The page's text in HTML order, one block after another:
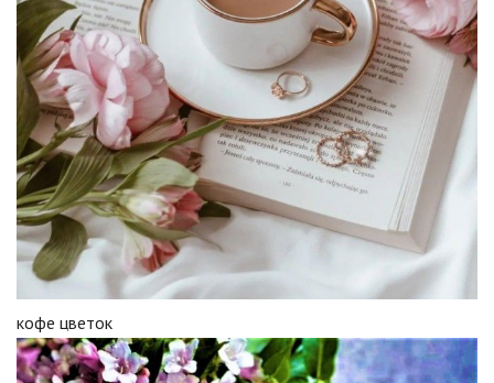
кофе цветок